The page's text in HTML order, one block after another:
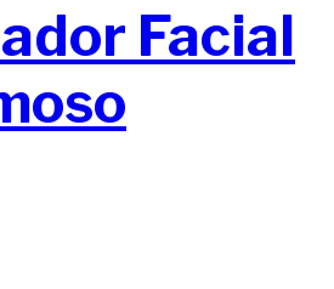
Facial